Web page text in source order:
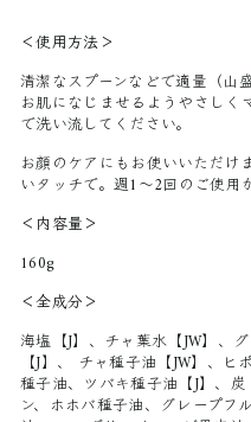
＜使用方法＞
清潔なスプーンなどで適量（山
お肌になじませるようやさしく
で洗い流してください。
お顔のケアにもお使いいただけ
いタッチで。週1〜2回のご使用
＜内容量＞
160g
＜全成分＞
海塩【J】、チャ葉水【JW】、
【J】、 チャ種子油【JW】、
種子油、ツバキ種子油【J】、
ン、ホホバ種子油、グレープフ